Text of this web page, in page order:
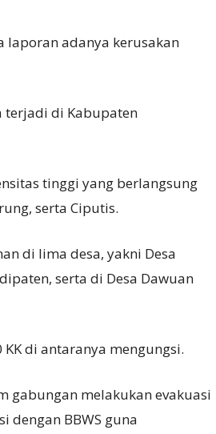
laporan adanya kerusakan
terjadi di Kabupaten
tinggi yang berlangsung
serta Ciputis.
di lima desa, yakni Desa
serta di Desa Dawuan
di antaranya mengungsi.
gabungan melakukan evakuasi
dengan BBWS guna